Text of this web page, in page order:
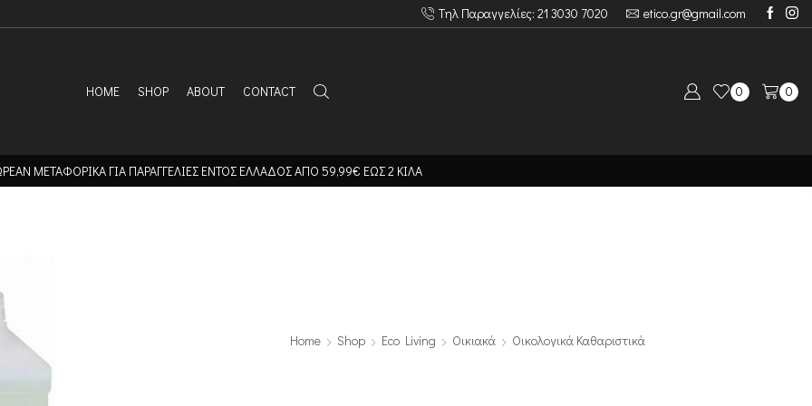
Τηλ Παραγγελίες: 21 3030 7020 etico.gr@gmail.com
HOME SHOP ABOUT CONTACT 0 0
ΜΕΤΑΦΟΡΙΚΑ ΓΙΑ ΠΑΡΑΓΓΕΛΙΕΣ ΕΝΤΟΣ ΕΛΛΑΔΟΣ ΑΠΟ 59,99€ ΕΩΣ 2 ΚΙΛΑ
Home Shop Eco Living Οικιακά Οικολογικά Καθαριστικά